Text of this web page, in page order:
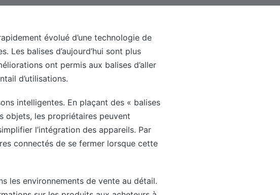
évolué d’une technologie de
Les balises d’aujourd’hui sont plus
ont permis aux balises d’aller
d’utilisations.
intelligentes. En plaçant des « balises
objets, les propriétaires peuvent
l’intégration des appareils. Par
connectés de se fermer lorsque cette
les environnements de vente au détail.